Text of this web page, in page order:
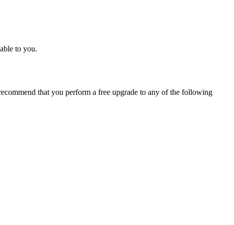
to you.
that you perform a free upgrade to any of the following